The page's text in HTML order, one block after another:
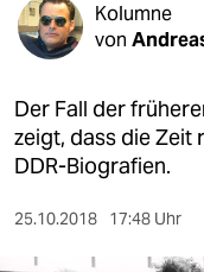
kultur
berlin
Kolumne
von
Der Fall der
zeigt, dass die Zeit
DDR-Biografien.
25.10.2018 17:48 Uhr